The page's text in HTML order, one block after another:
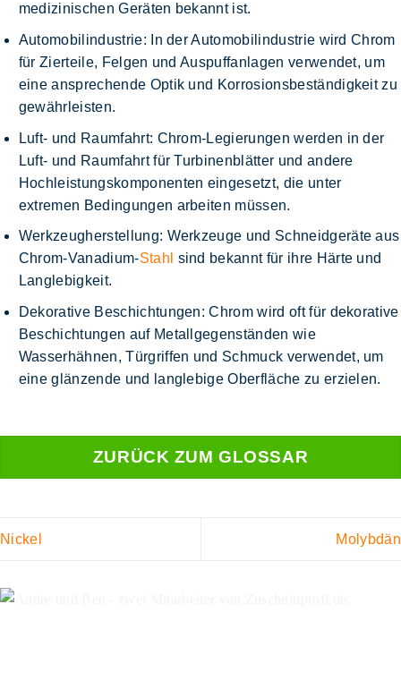
medizinischen Geräten bekannt ist.
Automobilindustrie: In der Automobilindustrie wird Chrom
für Zierteile, Felgen und Auspuffanlagen verwendet, um
eine ansprechende Optik und Korrosionsbeständigkeit zu
gewährleisten.
Luft- und Raumfahrt: Chrom-Legierungen werden in der
Luft- und Raumfahrt für Turbinenblätter und andere
Hochleistungskomponenten eingesetzt, die unter
extremen Bedingungen arbeiten müssen.
Werkzeugherstellung: Werkzeuge und Schneidgeräte aus
Chrom-Vanadium-Stahl sind bekannt für ihre Härte und
Langlebigkeit.
Dekorative Beschichtungen: Chrom wird oft für dekorative
Beschichtungen auf Metallgegenständen wie
Wasserhähnen, Türgriffen und Schmuck verwendet, um
eine glänzende und langlebige Oberfläche zu erzielen.
ZURÜCK ZUM GLOSSAR
Nickel Molybdän